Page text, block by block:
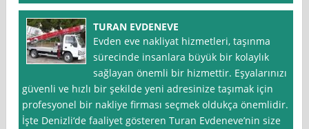
TURAN EVDENEVE
Evden eve nakliyat hizmetleri, taşınma
sürecinde insanlara büyük bir kolaylık
sağlayan önemli bir hizmettir. Eşyalarınızı
güvenli ve hızlı bir şekilde yeni adresinize taşımak için
profesyonel bir nakliye firması seçmek oldukça önemlidir.
İşte Denizli‘de faaliyet gösteren Turan Evdeneve’nin size